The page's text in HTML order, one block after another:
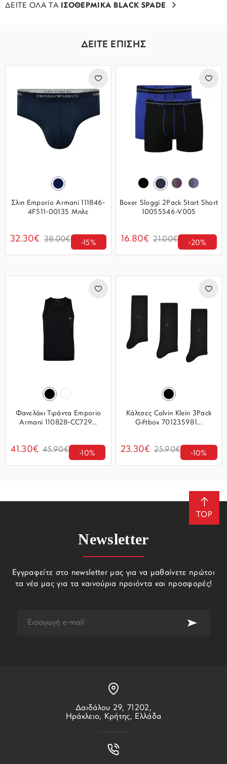
ΔΕΙΤΕ ΟΛΑ ΤΑ ΙΣΟΘΕΡΜΙΚΑ BLACK SPADE
ΔΕΙΤΕ ΕΠΙΣΗΣ
Σλιπ Emporio Armani 111846-
4F511-00135 Μπλε
32.30€ 38.00€ -15%
Boxer Sloggi 2Pack Start Short
10055546-V005
16.80€ 21.00€ -20%
Φανελάκι Τιράντα Emporio
Armani 110828-CC729...
41.30€ 45.90€ -10%
Κάλτσες Calvin Klein 3Pack
Giftbox 701235981...
23.30€ 25.90€ -10%
TOP
Δαιδάλου 29, 71202,
Ηράκλειο, Κρήτης, Ελλάδα
Newsletter
Εγγραφείτε στο newsletter μας για να μαθαίνετε πρώτοι
τα νέα μας για τα καινούρια προιόντα και προσφορές!